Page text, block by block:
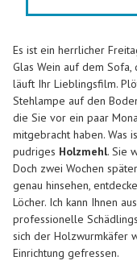
Es ist ein herrlicher
Glas Wein auf dem
läuft Ihr Lieblingsfilm.
Stehlampe auf den
die Sie vor ein paar
mitgebracht haben. Was
pudriges Holzmehl. Sie
Doch zwei Wochen
genau hinsehen,
Löcher. Ich kann Ihnen
professionelle
sich der Holzwurmkäfer
Einrichtung gefressen.